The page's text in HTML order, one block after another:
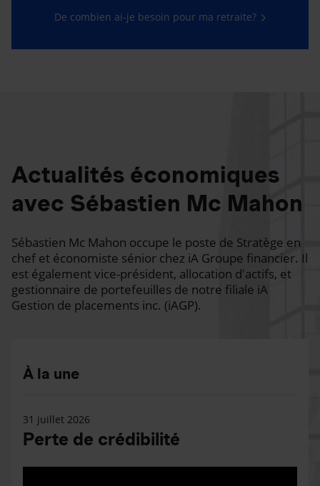
De combien ai-je besoin pour ma retraite?
Actualités économiques
avec Sébastien Mc Mahon
Sébastien Mc Mahon occupe le poste de Stratège en
chef et économiste sénior chez iA Groupe financier. Il
est également vice-président, allocation d'actifs, et
gestionnaire de portefeuilles de notre filiale iA
Gestion de placements inc. (iAGP).
À la une
31 juillet 2026
Perte de crédibilité